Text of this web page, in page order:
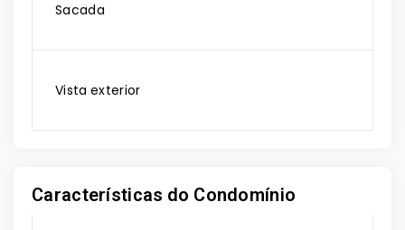
Sacada
Vista exterior
Características do Condomínio